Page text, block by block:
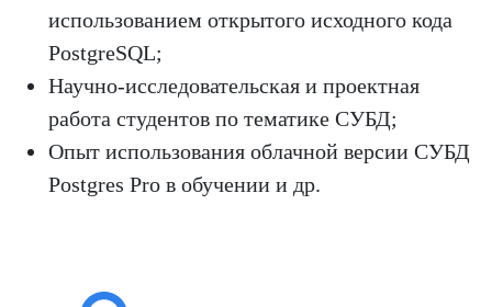
использованием открытого исходного кода
PostgreSQL;
Научно-исследовательская и проектная
работа студентов по тематике СУБД;
Опыт использования облачной версии СУБД
Postgres Pro в обучении и др.